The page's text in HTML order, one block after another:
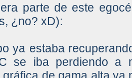
parte de este
¿no? xD):
ya estaba
se iba perdiendo a
de gama alta ya